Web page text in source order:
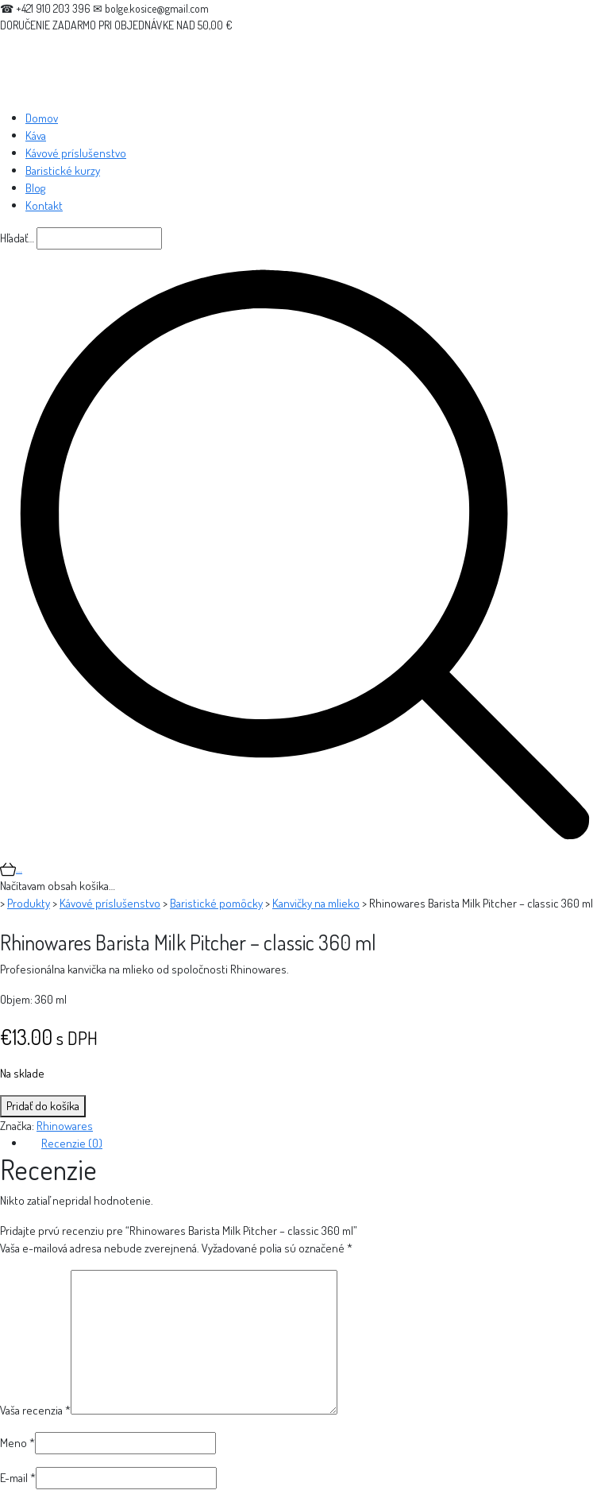
☎ +421 910 203 396 ✉ bolge.kosice@gmail.com
DORUČENIE ZADARMO PRI OBJEDNÁVKE NAD 50,00 €
Domov
Káva
Kávové príslušenstvo
Baristické kurzy
Blog
Kontakt
Hľadať…
…
Načítavam obsah košíka…
> Produkty> Kávové príslušenstvo > Baristické pomôcky> Kanvičky na mlieko > Rhinowares Barista Milk Pitcher – classic 360 ml
Rhinowares Barista Milk Pitcher – classic 360 ml
Profesionálna kanvička na mlieko od spoločnosti Rhinowares.
Objem: 360 ml
€13.00 s DPH
Na sklade
množstvo
Rhinowares
Barista
Pitcher
classic
360
ml
Pridať do košíka
Značka: Rhinowares
Recenzie (0)
Recenzie
Nikto zatiaľ nepridal hodnotenie.
Pridajte prvú recenziu pre “Rhinowares Barista Milk Pitcher – classic 360 ml”
Vaša e-mailová adresa nebude zverejnená. Vyžadované polia sú označené *
Vaša recenzia *
Meno *
E-mail *